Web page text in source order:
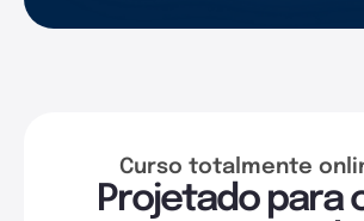
Curso totalmente
Projetado para